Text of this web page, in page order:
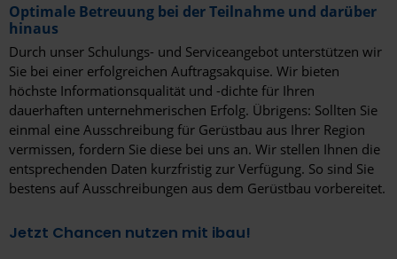
Brandenburg
Hessen
Mecklenburg-Vorpommern
Niedersachsen
Nordrhein-Westfalen
Optimale Betreuung bei der Teilnahme und darüber
hinaus
Durch unser Schulungs- und Serviceangebot unterstützen wir
Sie bei einer erfolgreichen Auftragsakquise. Wir bieten
höchste Informationsqualität und -dichte für Ihren
dauerhaften unternehmerischen Erfolg. Übrigens: Sollten Sie
einmal eine Ausschreibung für Gerüstbau aus Ihrer Region
vermissen, fordern Sie diese bei uns an. Wir stellen Ihnen die
entsprechenden Daten kurzfristig zur Verfügung. So sind Sie
bestens auf Ausschreibungen aus dem Gerüstbau vorbereitet.
Jetzt Chancen nutzen mit ibau!